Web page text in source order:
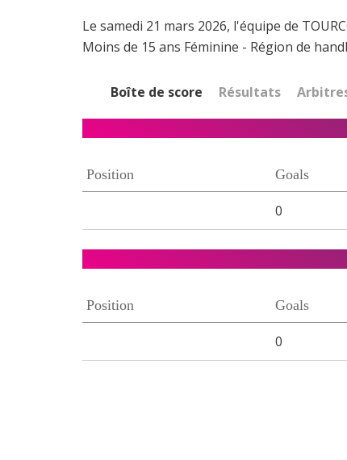
Le samedi 21 mars 2026, l'équipe de
Moins de 15 ans Féminine - Région de
Boîte de score Résultats
Position Goals
0
Position Goals
0